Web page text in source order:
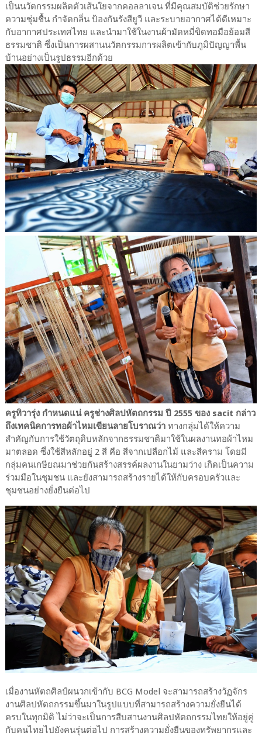
เป็นนวัตกรรมผลิตตัวเส้นใยจากคอลลาเจน ที่มีคุณสมบัติช่วยรักษา
ความชุ่มชื้น กำจัดกลิ่น ป้องกันรังสียูวี และระบายอากาศได้ดีเหมาะ
กับอากาศประเทศไทย และนำมาใช้ในงานผ้ามัดหมี่ขิดทอมือย้อมสี
ธรรมชาติ ซึ่งเป็นการผสานนวัตกรรมการผลิตเข้ากับภูมิปัญญาพื้น
บ้านอย่างเป็นรูปธรรมอีกด้วย
ครูทิวารุ่ง กำหนดแน่ ครูช่างศิลปหัตถกรรม ปี 2555 ของ sacit กล่าว
ถึงเทคนิคการทอผ้าไหมเขียนลายโบราณว่าทางกลุ่มได้ให้ความ
สำคัญกับการใช้วัตถุดิบหลักจากธรรมชาติมาใช้ในผลงานทอผ้าไหม
มาตลอด ซึ่งใช้สีหลักอยู่ 2 สี คือ สีจากเปลือกไม้ และสีคราม โดยมี
กลุ่มคนเกษียณมาช่วยกันสร้างสรรค์ผลงานในยามว่าง เกิดเป็นความ
ร่วมมือในชุมชน และยังสามารถสร้างรายได้ให้กับครอบครัวและ
ชุมชนอย่างยั่งยืนต่อไป
เมื่องานหัตถศิลป์ผนวกเข้ากับ BCG Model จะสามารถสร้างวัฏจักร
งานศิลปหัตถกรรมขึ้นมาในรูปแบบที่สามารถสร้างความยั่งยืนได้
ครบในทุกมิติ ไม่ว่าจะเป็นการสืบสานงานศิลปหัตถกรรมไทยให้อยู่คู่
กับคนไทยไปยังคนรุ่นต่อไป การสร้างความยั่งยืนของทรัพยากรและ